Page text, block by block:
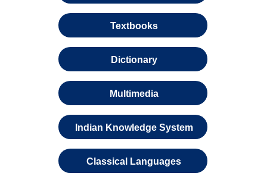
Textbooks
Dictionary
Multimedia
Indian Knowledge System
Classical Languages